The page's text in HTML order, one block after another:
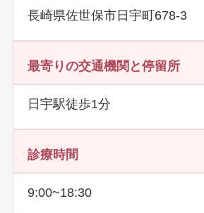
長崎県佐世保市日宇町678-3
最寄りの交通機関と停留所
日宇駅徒歩1分
診療時間
9:00~18:30